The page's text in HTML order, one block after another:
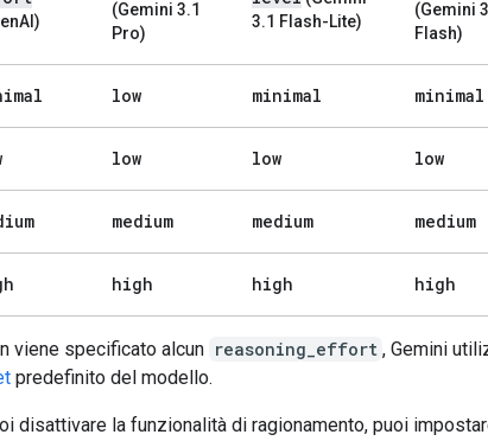
(Gemini 3.1
Pro)
3.1 Flash-Lite)
(Gemini 3
Flash)
low minimal minimal
low low low
medium medium medium
high high high
viene specificato alcun reasoning_effort , Gemini
predefinito del modello.
disattivare la funzionalità di ragionamento, puoi